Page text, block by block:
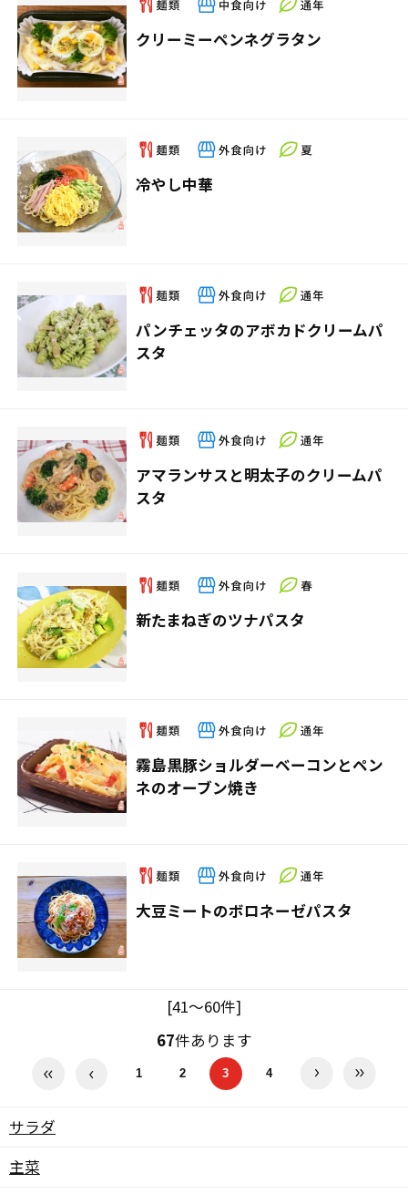
クリーミーペンネグラタン
冷やし中華
パンチェッタのアボカドクリームパ
スタ
アマランサスと明太子のクリームパ
スタ
新たまねぎのツナパスタ
霧島黒豚ショルダーベーコンとペン
ネのオーブン焼き
大豆ミートのボロネーゼパスタ
[41～60件]
67件あります
1 2 3 4
サラダ
主菜